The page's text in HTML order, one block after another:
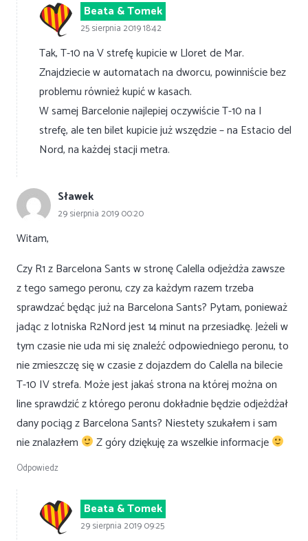
Beata & Tomek
25 sierpnia 2019 18:42
Tak, T-10 na V strefę kupicie w Lloret de Mar.
Znajdziecie w automatach na dworcu, powinniście bez
problemu również kupić w kasach.
W samej Barcelonie najlepiej oczywiście T-10 na I
strefę, ale ten bilet kupicie już wszędzie – na Estacio del
Nord, na każdej stacji metra.
Sławek
29 sierpnia 2019 00:20
Witam,
Czy R1 z Barcelona Sants w stronę Calella odjeżdża zawsze
z tego samego peronu, czy za każdym razem trzeba
sprawdzać będąc już na Barcelona Sants? Pytam, ponieważ
jadąc z lotniska R2Nord jest 14 minut na przesiadkę. Jeżeli w
tym czasie nie uda mi się znaleźć odpowiedniego peronu, to
nie zmieszczę się w czasie z dojazdem do Calella na bilecie
T-10 IV strefa. Może jest jakaś strona na której można on
line sprawdzić z którego peronu dokładnie będzie odjeżdżał
dany pociąg z Barcelona Sants? Niestety szukałem i sam
nie znalazłem
Z góry dziękuję za wszelkie informacje
Odpowiedz
Beata & Tomek
29 sierpnia 2019 09:25